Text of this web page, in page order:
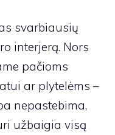
svarbiausių
interjerą. Nors
pačioms
ar plytelėms –
nepastebima,
užbaigia visą